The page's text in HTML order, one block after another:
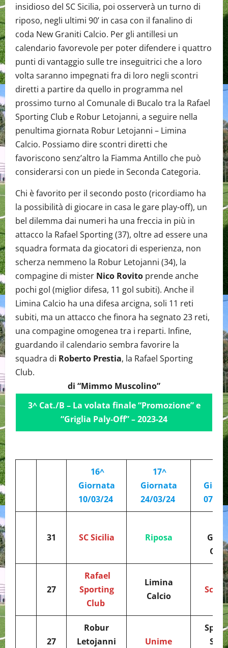
insidioso del SC Sicilia, poi osserverà un turno di
riposo, negli ultimi 90’ in casa con il fanalino di
coda New Graniti Calcio. Per gli antillesi un
calendario favorevole per poter difendere i quattro
punti di vantaggio sulle tre inseguitrici che a loro
volta saranno impegnati fra di loro negli scontri
diretti a partire da quello in programma nel
prossimo turno al Comunale di Bucalo tra la Rafael
Sporting Club e Robur Letojanni, a seguire nella
penultima giornata Robur Letojanni – Limina
Calcio. Possiamo dire scontri diretti che
favoriscono senz’altro la Fiamma Antillo che può
considerarsi con un piede in Seconda Categoria.
Chi è favorito per il secondo posto (ricordiamo ha
la possibilità di giocare in casa le gare play-off), un
bel dilemma dai numeri ha una freccia in più in
attacco la Rafael Sporting (37), oltre ad essere una
squadra formata da giocatori di esperienza, non
scherza nemmeno la Robur Letojanni (34), la
compagine di mister Nico Rovito prende anche
pochi gol (miglior difesa, 11 gol subiti). Anche il
Limina Calcio ha una difesa arcigna, soli 11 reti
subiti, ma un attacco che finora ha segnato 23 reti,
una compagine omogenea tra i reparti. Infine,
guardando il calendario sembra favorire la
squadra di Roberto Prestia, la Rafael Sporting
Club.
di “Mimmo Muscolino”
3^ Cat./B – La volata finale “Promozione” e
“Griglia Paly-Off” – 2023-24
16^
Giornata
10/03/24
17^
Giornata
24/03/24
07/
31 SC Sicilia Riposa
27
Rafael
Sporting
Club
Limina
Calcio
Sc
27
Robur
Letojanni
Unime